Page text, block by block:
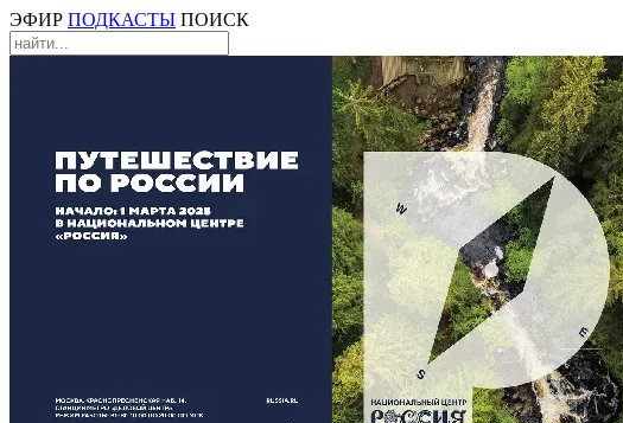
ЭФИР ПОДКАСТЫ ПОИСК